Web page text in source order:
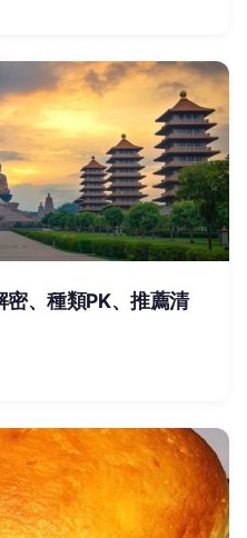
、種類PK、推薦清